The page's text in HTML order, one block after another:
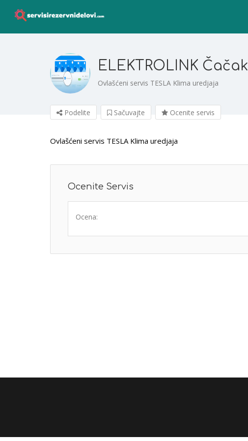
ELEKTROLINK Čačak
Ovlašćeni servis TESLA Klima uredjaja
Podelite Sačuvajte Ocenite servis
Ovlašćeni servis TESLA Klima uredjaja
Ocenite Servis
Ocena: